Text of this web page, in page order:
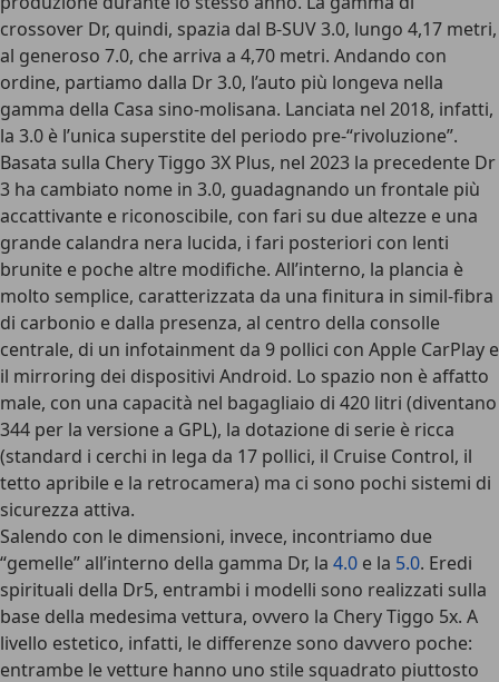
crossover Dr, quindi, spazia dal B-SUV 3.0, lungo 4,17 metri,
al generoso 7.0, che arriva a 4,70 metri. Andando con
ordine, partiamo dalla Dr 3.0, l’auto più longeva nella
gamma della Casa sino-molisana. Lanciata nel 2018, infatti,
la 3.0 è l’unica superstite del periodo pre-“rivoluzione”.
Basata sulla Chery Tiggo 3X Plus, nel 2023 la precedente Dr
3 ha cambiato nome in 3.0, guadagnando un frontale più
accattivante e riconoscibile, con fari su due altezze e una
grande calandra nera lucida, i fari posteriori con lenti
brunite e poche altre modifiche. All’interno, la plancia è
molto semplice, caratterizzata da una finitura in simil-fibra
di carbonio e dalla presenza, al centro della consolle
centrale, di un infotainment da 9 pollici con Apple CarPlay e
il mirroring dei dispositivi Android. Lo spazio non è affatto
male, con una capacità nel bagagliaio di 420 litri (diventano
344 per la versione a GPL), la dotazione di serie è ricca
(standard i cerchi in lega da 17 pollici, il Cruise Control, il
tetto apribile e la retrocamera) ma ci sono pochi sistemi di
sicurezza attiva.
Salendo con le dimensioni, invece, incontriamo due
“gemelle” all’interno della gamma Dr, la 4.0 e la 5.0. Eredi
spirituali della Dr5, entrambi i modelli sono realizzati sulla
base della medesima vettura, ovvero la Chery Tiggo 5x. A
livello estetico, infatti, le differenze sono davvero poche:
entrambe le vetture hanno uno stile squadrato piuttosto